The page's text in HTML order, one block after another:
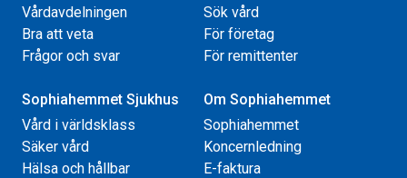
Vårdavdelningen
Bra att veta
Frågor och svar
Sök vård
För företag
För remittenter
Sophiahemmet Sjukhus
Vård i världsklass
Säker vård
Hälsa och hållbar
Om Sophiahemmet
Sophiahemmet
Koncernledning
E-faktura